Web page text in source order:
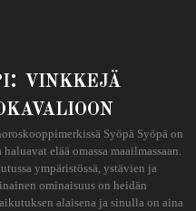
vinkkejä
Syöpä Syöpä on
elää omassa maailmassaan.
ympäristössä, ystävien ja
ominaisuus on heidän
alaisena ja sinulla on aina